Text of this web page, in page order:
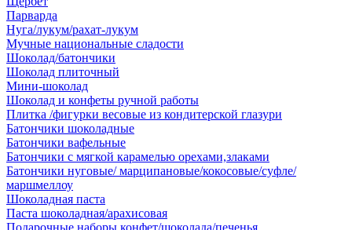
Парварда
Нуга/лукум/рахат-лукум
Мучные национальные сладости
Шоколад/батончики
Шоколад плиточный
Мини-шоколад
Шоколад и конфеты ручной работы
Плитка /фигурки весовые из кондитерской глазури
Батончики шоколадные
Батончики вафельные
Батончики с мягкой карамелью орехами,злаками
Батончики нуговые/ марципановые/кокосовые/суфле/
маршмеллоу
Шоколадная паста
Паста шоколадная/арахисовая
Подарочные наборы конфет/шоколада/печенья